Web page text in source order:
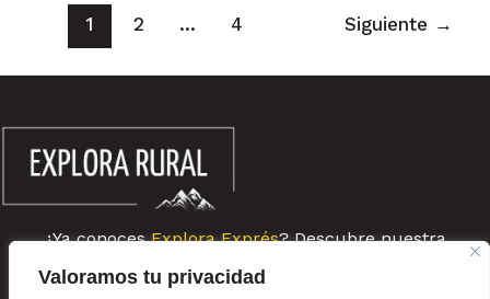
Valoramos tu privacidad
1 2 … 4 Siguiente →
¿Ya conocesExplora Exprés? Descubre nuestra
comunidad de escapadas rurales de última hora